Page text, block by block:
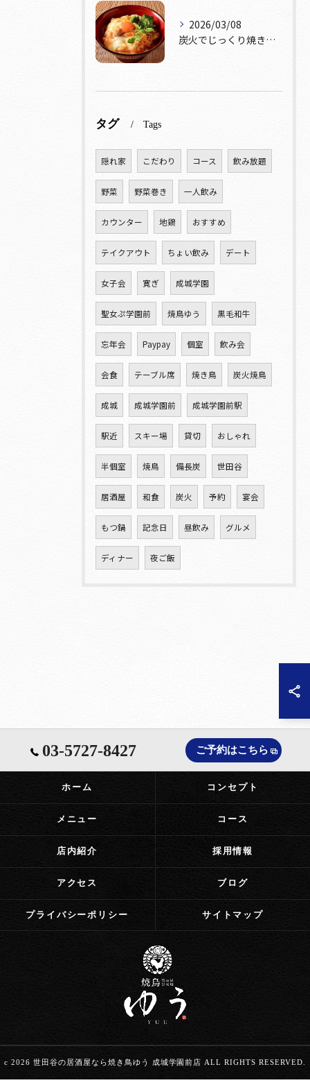
2026/03/08
炭火でじっくり焼き上げた鶏肉。
タグ Tags
隠れ家 こだわり コース 飲み放題
野菜 野菜巻き 一人飲み
カウンター 地鶏 おすすめ
テイクアウト ちょい飲み デート
女子会 寛ぎ 成城学園
聖女ぷ学園前 焼鳥ゆう 黒毛和牛
忘年会 Paypay 個室 飲み会
会食 テーブル席 焼き鳥 炭火焼鳥
成城 成城学園前 成城学園前駅
駅近 スキー場 貸切 おしゃれ
半個室 焼鳥 備長炭 世田谷
居酒屋 和食 炭火 予約 宴会
もつ鍋 記念日 昼飲み グルメ
ディナー 夜ご飯
03-5727-8427 ご予約はこちら
ホーム コンセプト
メニュー コース
店内紹介 採用情報
アクセス ブログ
プライバシーポリシー サイトマップ
c 2026 世田谷の居酒屋なら焼き鳥ゆう 成城学園前店 ALL RIGHTS RESERVED.